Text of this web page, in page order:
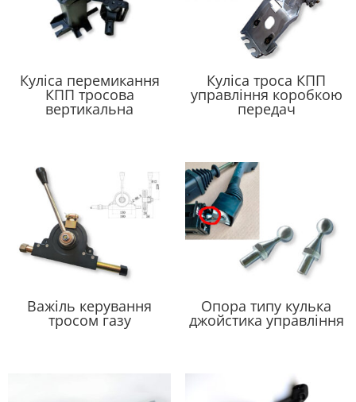
Куліса перемикання
КПП тросова
вертикальна
Куліса троса КПП
управління коробкою
передач
Важіль керування
тросом газу
Опора типу кулька
джойстика управління